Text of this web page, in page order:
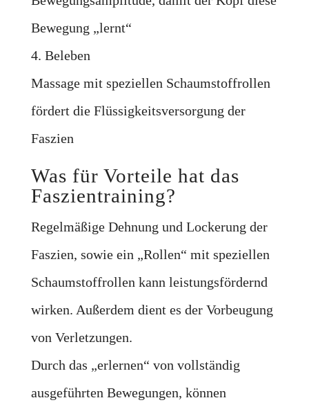
Bewegung „lernt“
4. Beleben
Massage mit speziellen Schaumstoffrollen
fördert die Flüssigkeitsversorgung der
Faszien
Was für Vorteile hat das
Faszientraining?
Regelmäßige Dehnung und Lockerung der
Faszien, sowie ein „Rollen“ mit speziellen
Schaumstoffrollen kann leistungsfördernd
wirken. Außerdem dient es der Vorbeugung
von Verletzungen.
Durch das „erlernen“ von vollständig
ausgeführten Bewegungen, können